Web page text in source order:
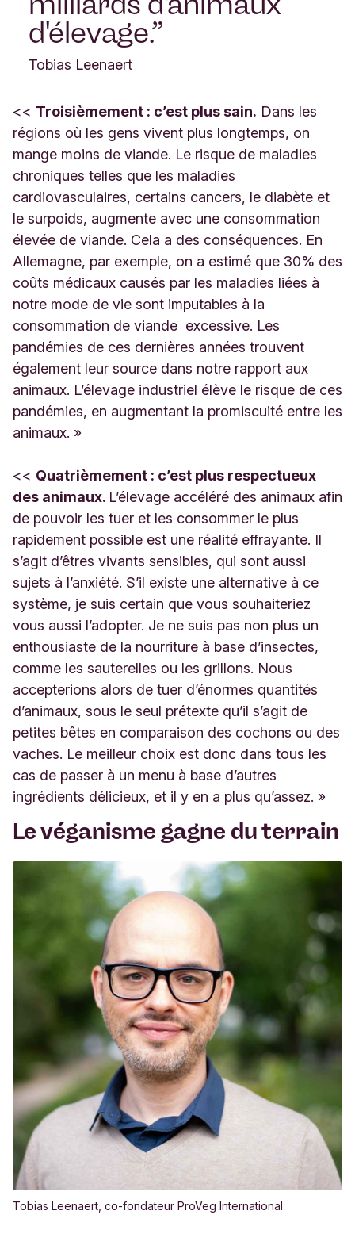
d'élevage.
Tobias Leenaert
<< Troisièmement : c’est plus sain. Dans les
régions où les gens vivent plus longtemps, on
mange moins de viande. Le risque de maladies
chroniques telles que les maladies
cardiovasculaires, certains cancers, le diabète et
le surpoids, augmente avec une consommation
élevée de viande. Cela a des conséquences. En
Allemagne, par exemple, on a estimé que 30% des
coûts médicaux causés par les maladies liées à
notre mode de vie sont imputables à la
consommation de viande excessive. Les
pandémies de ces dernières années trouvent
également leur source dans notre rapport aux
animaux. L’élevage industriel élève le risque de ces
pandémies, en augmentant la promiscuité entre les
animaux. »
<< Quatrièmement : c’est plus respectueux
des animaux. L’élevage accéléré des animaux afin
de pouvoir les tuer et les consommer le plus
rapidement possible est une réalité effrayante. Il
s’agit d’êtres vivants sensibles, qui sont aussi
sujets à l’anxiété. S’il existe une alternative à ce
système, je suis certain que vous souhaiteriez
vous aussi l’adopter. Je ne suis pas non plus un
enthousiaste de la nourriture à base d’insectes,
comme les sauterelles ou les grillons. Nous
accepterions alors de tuer d’énormes quantités
d’animaux, sous le seul prétexte qu’il s’agit de
petites bêtes en comparaison des cochons ou des
vaches. Le meilleur choix est donc dans tous les
cas de passer à un menu à base d’autres
ingrédients délicieux, et il y en a plus qu’assez. »
Le véganisme gagne du terrain
Tobias Leenaert, co-fondateur ProVeg International